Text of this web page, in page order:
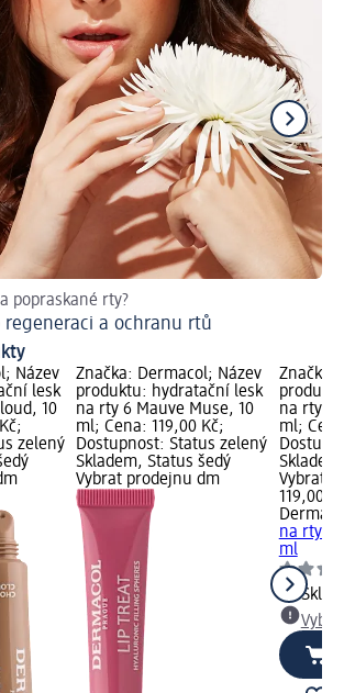
popraskané rty?
a ochranu rtů
Název
lesk
10
zelený
Značka: Dermacol; Název
produktu: hydratační lesk
na rty 6 Mauve Muse, 10
ml; Cena: 119,00 Kč;
Dostupnost: Status zelený
Skladem, Status šedý
Vybrat prodejnu dm
Značka:
na rty
ml;
Vybrat
119,00
na rty
ml